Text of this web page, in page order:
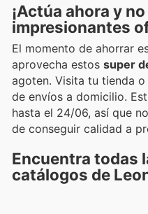
¡Actúa ahora y
impresionantes
El momento de ahorrar
aprovecha estos super
agoten. Visita tu tienda
de envíos a domicilio.
hasta el 24/06, así que
de conseguir calidad a
Encuentra todas
catálogos de